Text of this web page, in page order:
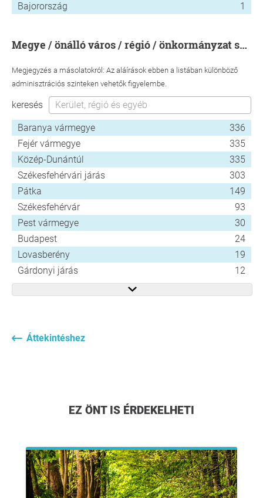
Bajorország 1
megye / önálló város / régió / önkormányzat szerint
Megjegyzés a másolatokról: Az aláírások ebben a listában különböző
adminisztrációs szinteken vehetők figyelembe.
keresés
Baranya vármegye
336
Fejér vármegye
335
Közép-Dunántúl
335
Székesfehérvári járás
303
Pátka
149
Székesfehérvár
93
Pest vármegye
30
Budapest
24
Lovasberény
19
Gárdonyi járás
12
Áttekintéshez
EZ ÖNT IS ÉRDEKELHETI